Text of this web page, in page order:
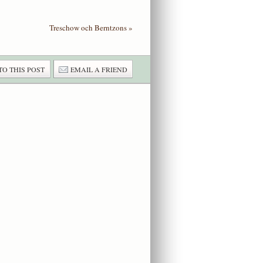
Treschow och Berntzons»
THIS POST EMAIL A FRIEND